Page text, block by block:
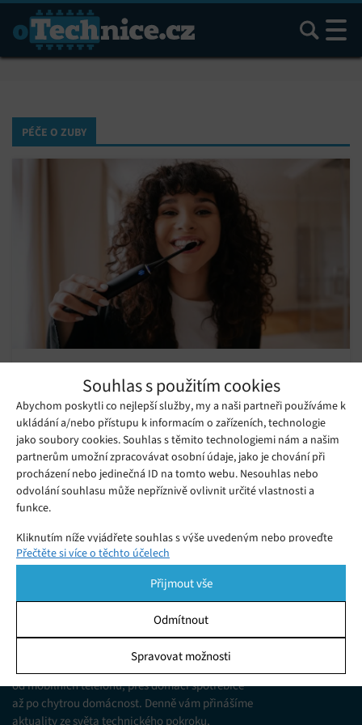
Souhlas s použitím cookies
Abychom poskytli co nejlepší služby, my a naši partneři používáme k
ukládání a/nebo přístupu k informacím o zařízeních, technologie
jako soubory cookies. Souhlas s těmito technologiemi nám a našim
partnerům umožní zpracovávat osobní údaje, jako je chování při
procházení nebo jedinečná ID na tomto webu. Nesouhlas nebo
odvolání souhlasu může nepříznivě ovlivnit určité vlastnosti a
funkce.
Kliknutím níže vyjádřete souhlas s výše uvedeným nebo proveďte
podrobnější rozhodnutí. Vaše volby budou použity pouze na tomto
pomocí přepínačů v Zásadách cookies nebo kliknutím na tlačítko
Spravovat souhlas ve spodní části obrazovky.
Ukládání a/nebo přístup k informacím v zařízení, Porozumění
publiku prostřednictvím statistik nebo kombinací údajů z
různých zdrojů.
Přečtěte si více o těchto účelech
Přijmout vše
Odmítnout
Spravovat možnosti
Hledat
PÉČE O ZUBY
Precizní a hygienický
Středa 15. 04. 2026 Monika
Recenze sonického kartáčku TrueLife SonicBrush Clean70 UV.
Extrémní výkon i výdrž baterie a UV sterilizace za skvělou cenu.
Jsme web zajímající se o technologické novinky
od mobilních telefonů, přes domácí spotřebiče
až po chytrou domácnost. Denně vám přinášíme
aktuality ze světa technického pokroku,